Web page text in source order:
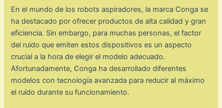
En el mundo de los robots aspiradores, la marca Conga se
ha destacado por ofrecer productos de alta calidad y gran
eficiencia. Sin embargo, para muchas personas, el factor
del ruido que emiten estos dispositivos es un aspecto
crucial a la hora de elegir el modelo adecuado.
Afortunadamente, Conga ha desarrollado diferentes
modelos con tecnología avanzada para reducir al máximo
el ruido durante su funcionamiento.